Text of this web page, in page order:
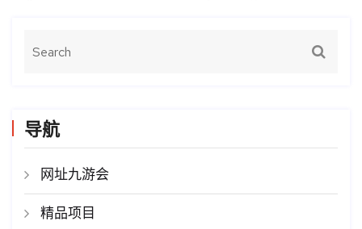
导航
网址九游会
精品项目